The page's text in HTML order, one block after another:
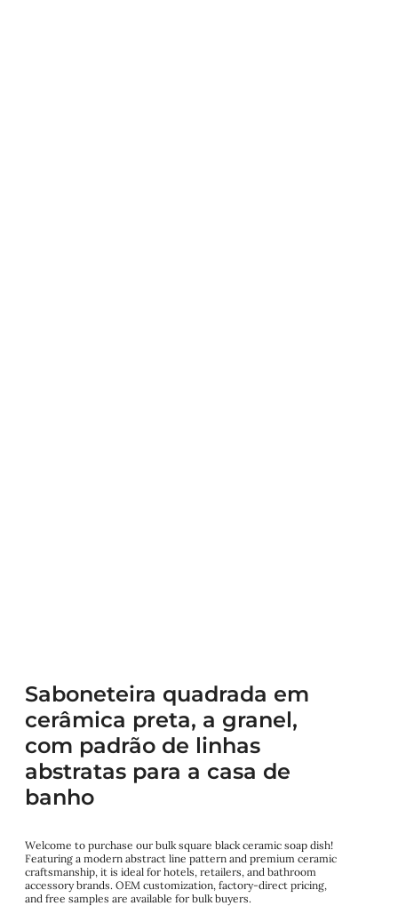
Saboneteira quadrada em
cerâmica preta, a granel,
com padrão de linhas
abstratas para a casa de
banho
Welcome to purchase our bulk square black ceramic soap dish!
Featuring a modern abstract line pattern and premium ceramic
craftsmanship, it is ideal for hotels, retailers, and bathroom
accessory brands. OEM customization, factory-direct pricing,
and free samples are available for bulk buyers.